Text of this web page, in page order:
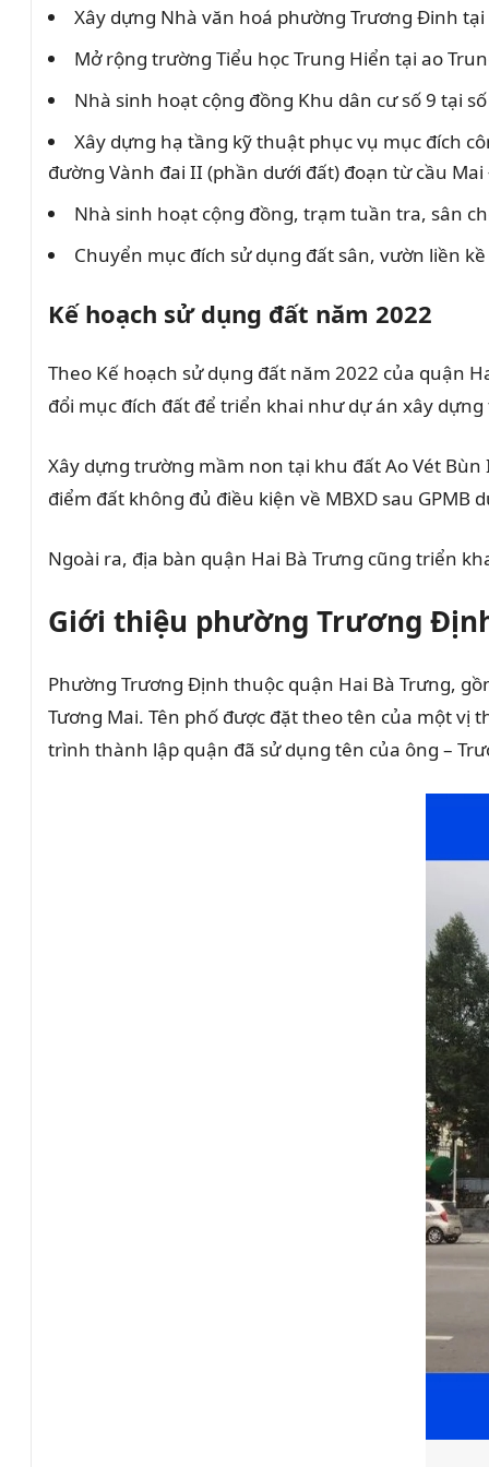
Xây dựng Nhà văn hoá phường Trương Đinh
Mở rộng trường Tiểu học Trung Hiển tại ao
Nhà sinh hoạt cộng đồng Khu dân cư số 9 tại
Xây dựng hạ tầng kỹ thuật phục vụ mục đích
đường Vành đai II (phần dưới đất) đoạn từ cầu
Nhà sinh hoạt cộng đồng, trạm tuần tra, sân
Chuyển mục đích sử dụng đất sân, vườn liền
Kế hoạch sử dụng đất năm 2022
Theo Kế hoạch sử dụng đất năm 2022 của quận
đổi mục đích đất để triển khai như dự án xây
Xây dựng trường mầm non tại khu đất Ao Vét
điểm đất không đủ điều kiện về MBXD sau
Ngoài ra, địa bàn quận Hai Bà Trưng cũng triển
Giới thiệu phường Trương
Phường Trương Định thuộc quận Hai Bà Trưng,
Tương Mai. Tên phố được đặt theo tên của một vị
trình thành lập quận đã sử dụng tên của ông –